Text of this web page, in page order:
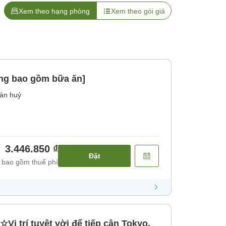
Xem theo hạng phòng Xem theo gói giá
bao gồm bữa ăn]
huỷ
3.446.850 ₫
gồm thuế phí
Đặt
trí tuyệt vời để tiếp cận Tokyo,